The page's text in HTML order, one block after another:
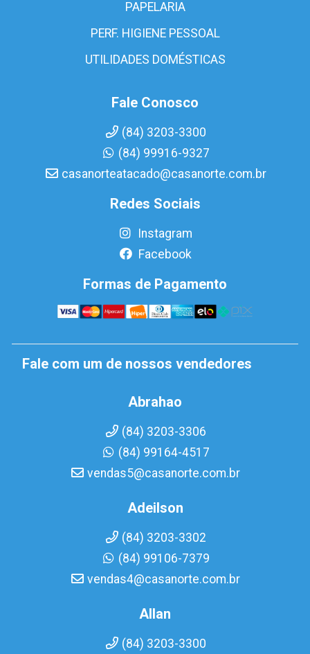
PAPELARIA
PERF. HIGIENE PESSOAL
UTILIDADES DOMÉSTICAS
Fale Conosco
(84) 3203-3300
(84) 99916-9327
casanorteatacado@casanorte.com.br
Redes Sociais
Instagram
Facebook
Formas de Pagamento
Fale com um de nossos vendedores
Abrahao
(84) 3203-3306
(84) 99164-4517
vendas5@casanorte.com.br
Adeilson
(84) 3203-3302
(84) 99106-7379
vendas4@casanorte.com.br
Allan
(84) 3203-3300